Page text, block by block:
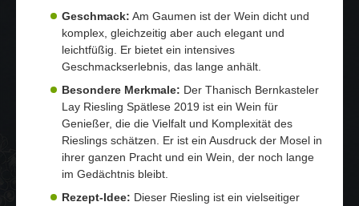
Geschmack: Am Gaumen ist der Wein dicht und
komplex, gleichzeitig aber auch elegant und
leichtfüßig. Er bietet ein intensives
Geschmackserlebnis, das lange anhält.
Besondere Merkmale: Der Thanisch Bernkasteler
Lay Riesling Spätlese 2019 ist ein Wein für
Genießer, die die Vielfalt und Komplexität des
Rieslings schätzen. Er ist ein Ausdruck der Mosel in
ihrer ganzen Pracht und ein Wein, der noch lange
im Gedächtnis bleibt.
Rezept-Idee: Dieser Riesling ist ein vielseitiger